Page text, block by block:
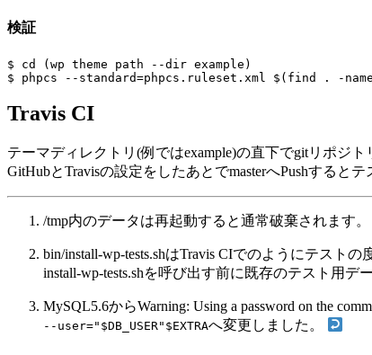
検証
$ cd (wp theme path --dir example)
Travis CI
テーマディレクトリ(例ではexample)の直下でgitリポジ
GitHubとTravisの設定をしたあとでmasterへPushするとテ
/tmp内のデータは再起動すると通常破棄されます。
bin/install-wp-tests.shはTravis CIでのようにテスト
install-wp-tests.shを呼び出す前に既存のテスト用
MySQL5.6からWarning: Using a password on the
--user="$DB_USER"$EXTRAへ変更しました。